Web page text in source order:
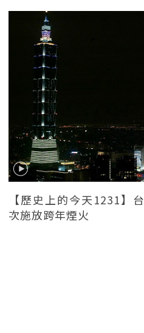
【歷史上的今天1231
次施放跨年煙火